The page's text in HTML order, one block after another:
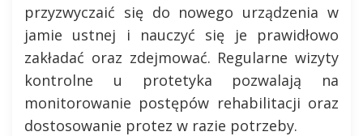
przyzwyczaić się do nowego urządzenia w
jamie ustnej i nauczyć się je prawidłowo
zakładać oraz zdejmować. Regularne wizyty
kontrolne u protetyka pozwalają na
monitorowanie postępów rehabilitacji oraz
dostosowanie protez w razie potrzeby.